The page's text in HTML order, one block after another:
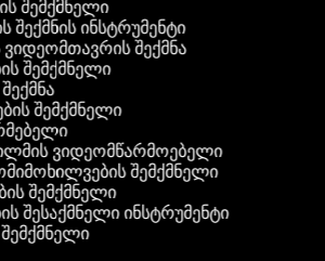
შემქმნელი
ინსტრუმენტი
შექმნა
შემქმნელი
შემქმნელი
ვიდეომწარმოებელი
შემქმნელი
შემქმნელი
შესაქმნელი ინსტრუმენტი